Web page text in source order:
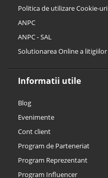
Politica de utilizare Cookie-uri
ANPC
ANPC - SAL
Solutionarea Online a litigiilor
Informatii utile
Blog
Evenimente
Cont client
Program de Parteneriat
Program Reprezentant
Program Influencer